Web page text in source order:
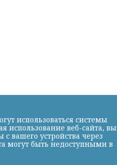
использоваться системы
использование веб-сайта, вы
вашего устройства через
могут быть недоступными в